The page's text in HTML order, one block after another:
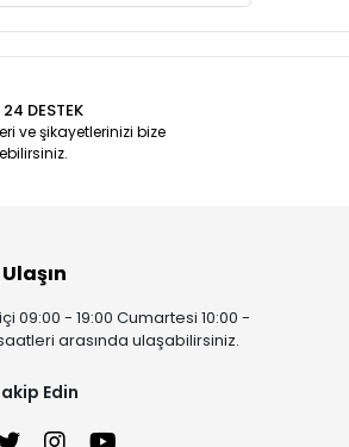
DESTEK
ve şikayetlerinizi bize
09:00 - 19:00 Cumartesi 10:00 -
arasında ulaşabilirsiniz.
Edin